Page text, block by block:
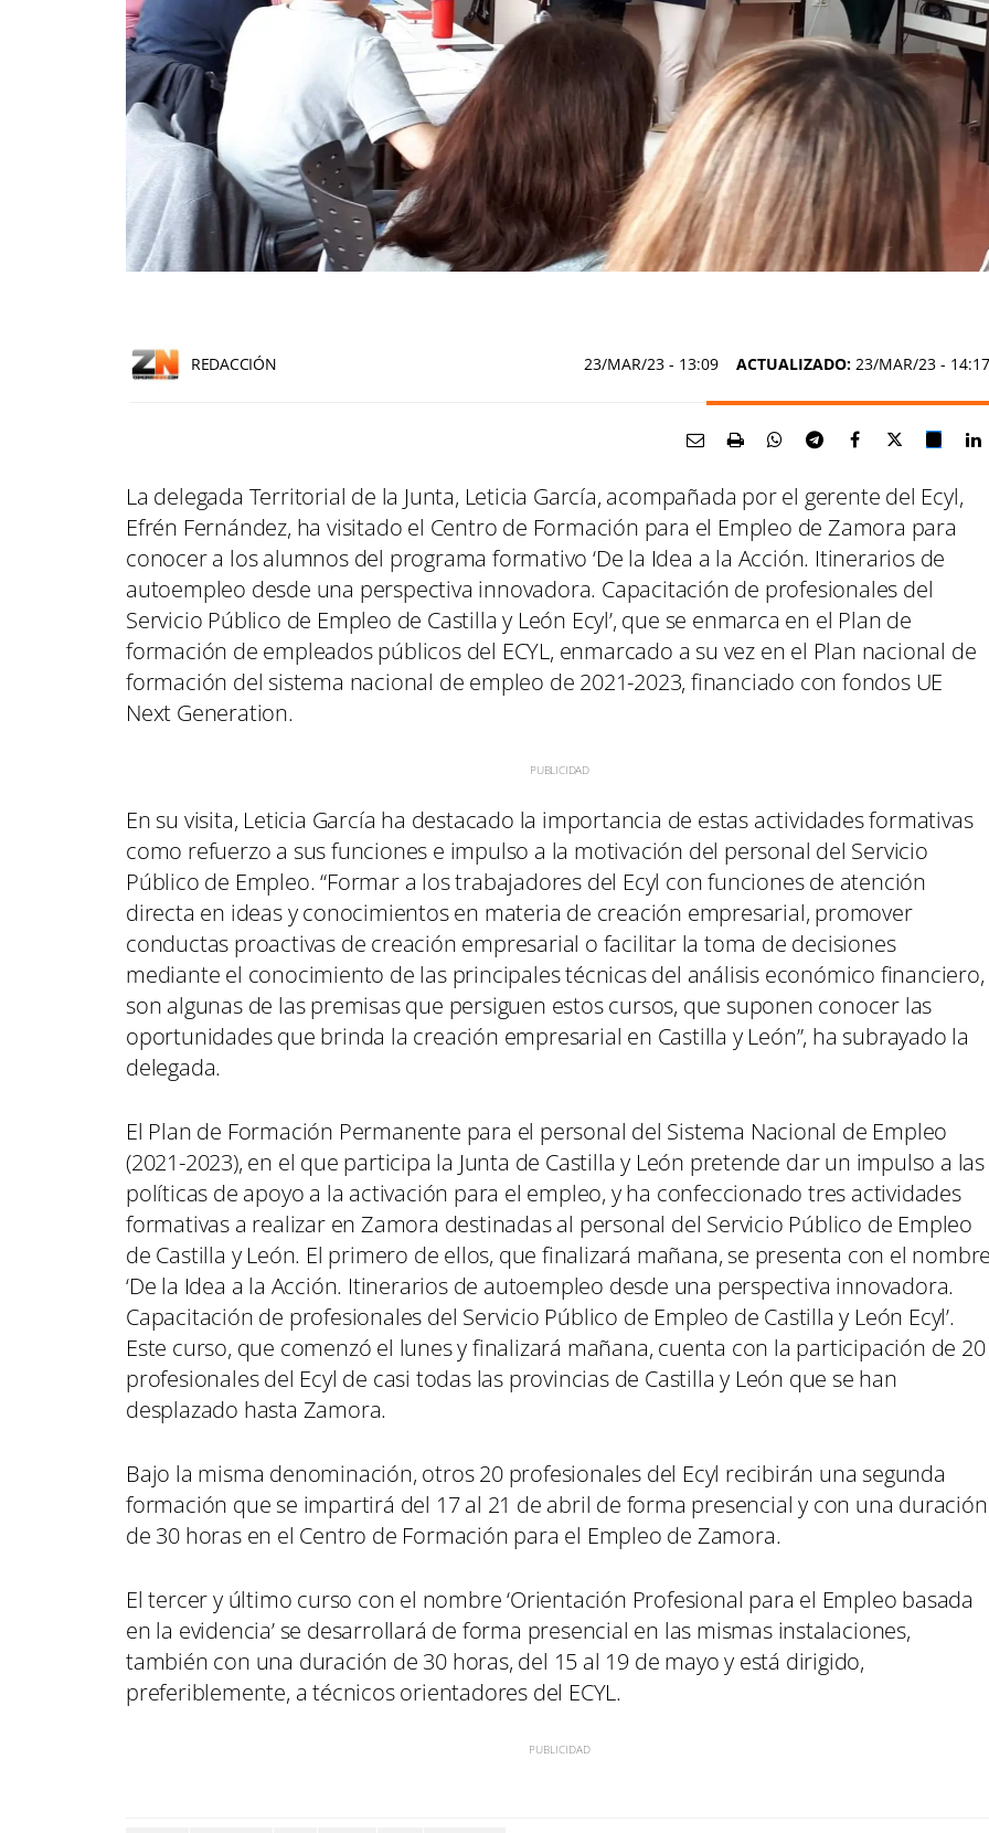
REDACCIÓN 23/MAR/23 - 13:09 ACTUALIZADO: 23/MAR/23 - 14:17
La delegada Territorial de la Junta, Leticia García, acompañada por el gerente del Ecyl,
Efrén Fernández, ha visitado el Centro de Formación para el Empleo de Zamora para
conocer a los alumnos del programa formativo ‘De la Idea a la Acción. Itinerarios de
autoempleo desde una perspectiva innovadora. Capacitación de profesionales del
Servicio Público de Empleo de Castilla y León Ecyl’, que se enmarca en el Plan de
formación de empleados públicos del ECYL, enmarcado a su vez en el Plan nacional de
formación del sistema nacional de empleo de 2021-2023, financiado con fondos UE
Next Generation.
En su visita, Leticia García ha destacado la importancia de estas actividades formativas
como refuerzo a sus funciones e impulso a la motivación del personal del Servicio
Público de Empleo. “Formar a los trabajadores del Ecyl con funciones de atención
directa en ideas y conocimientos en materia de creación empresarial, promover
conductas proactivas de creación empresarial o facilitar la toma de decisiones
mediante el conocimiento de las principales técnicas del análisis económico financiero,
son algunas de las premisas que persiguen estos cursos, que suponen conocer las
oportunidades que brinda la creación empresarial en Castilla y León”, ha subrayado la
delegada.
El Plan de Formación Permanente para el personal del Sistema Nacional de Empleo
(2021-2023), en el que participa la Junta de Castilla y León pretende dar un impulso a las
políticas de apoyo a la activación para el empleo, y ha confeccionado tres actividades
formativas a realizar en Zamora destinadas al personal del Servicio Público de Empleo
de Castilla y León. El primero de ellos, que finalizará mañana, se presenta con el nombre
‘De la Idea a la Acción. Itinerarios de autoempleo desde una perspectiva innovadora.
Capacitación de profesionales del Servicio Público de Empleo de Castilla y León Ecyl’.
Este curso, que comenzó el lunes y finalizará mañana, cuenta con la participación de 20
profesionales del Ecyl de casi todas las provincias de Castilla y León que se han
desplazado hasta Zamora.
Bajo la misma denominación, otros 20 profesionales del Ecyl recibirán una segunda
formación que se impartirá del 17 al 21 de abril de forma presencial y con una duración
de 30 horas en el Centro de Formación para el Empleo de Zamora.
El tercer y último curso con el nombre ‘Orientación Profesional para el Empleo basada
en la evidencia’ se desarrollará de forma presencial en las mismas instalaciones,
también con una duración de 30 horas, del 15 al 19 de mayo y está dirigido,
preferiblemente, a técnicos orientadores del ECYL.